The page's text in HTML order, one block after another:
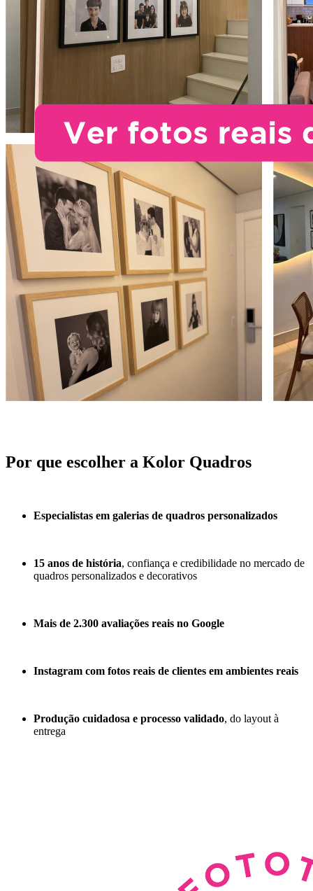
Por que escolher a Kolor Quadros
Especialistas em galerias de quadros personalizados
15 anos de história, confiança e credibilidade no mercado de
quadros personalizados e decorativos
Mais de 2.300 avaliações reais no Google
Instagram com fotos reais de clientes em ambientes reais
Produção cuidadosa e processo validado, do layout à
entrega